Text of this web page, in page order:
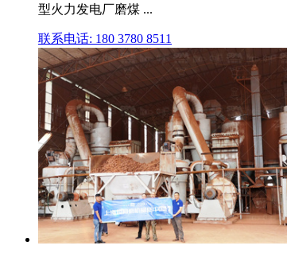
型火力发电厂磨煤 ...
联系电话: 180 3780 8511